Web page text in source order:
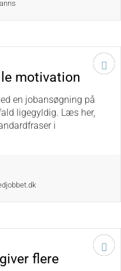
motivation
en jobansøgning på
ligegyldig. Læs her,
i
flere